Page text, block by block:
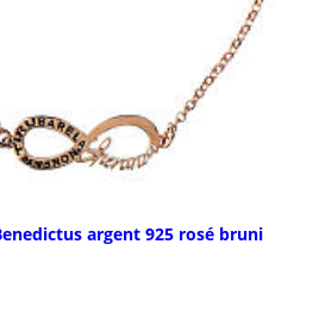
argent 925 rosé bruni